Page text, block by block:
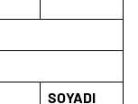
SOYADI